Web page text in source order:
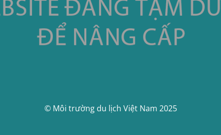
© Môi trường du lịch Việt Nam 2025